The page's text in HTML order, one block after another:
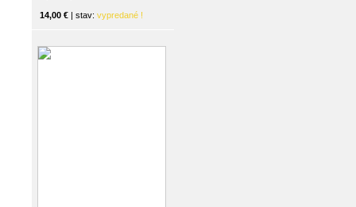
14,00 € | stav: vypredané !